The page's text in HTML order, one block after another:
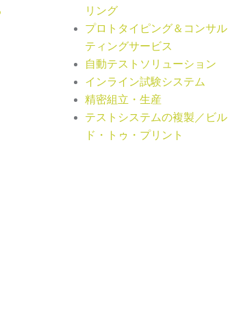
リング
プロトタイピング＆コンサル
ティングサービス
自動テストソリューション
インライン試験システム
精密組立・生産
テストシステムの複製／ビル
ド・トゥ・プリント